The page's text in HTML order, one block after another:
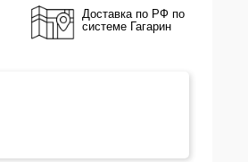
Доставка по РФ по
системе Гагарин